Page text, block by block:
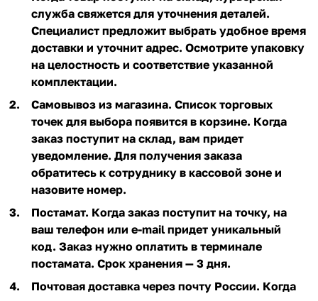
служба свяжется для уточнения деталей.
Специалист предложит выбрать удобное время
доставки и уточнит адрес. Осмотрите упаковку
на целостность и соответствие указанной
комплектации.
Самовывоз из магазина. Список торговых
точек для выбора появится в корзине. Когда
заказ поступит на склад, вам придет
уведомление. Для получения заказа
обратитесь к сотруднику в кассовой зоне и
назовите номер.
Постамат. Когда заказ поступит на точку, на
ваш телефон или e-mail придет уникальный
код. Заказ нужно оплатить в терминале
постамата. Срок хранения — 3 дня.
Почтовая доставка через почту России. Когда